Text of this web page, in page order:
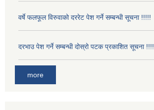
वर्षे फलफूल विरुवाको दररेट पेश गर्ने सम्बन्धी सूचना !!!!!
दरभाउ पेश गर्ने सम्बन्धी दोस्रो पटक प्रकाशित सूचना !!!!
more